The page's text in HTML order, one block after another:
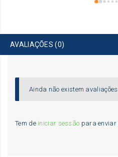
AVALIAÇÕES (0)
Ainda não existem avaliações.
Tem de iniciar sessão para enviar